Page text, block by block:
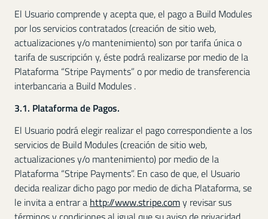
El Usuario comprende y acepta que, el pago a Build Modules
por los servicios contratados (creación de sitio web,
actualizaciones y/o mantenimiento) son por tarifa única o
tarifa de suscripción y, éste podrá realizarse por medio de la
Plataforma “Stripe Payments” o por medio de transferencia
interbancaria a Build Modules .
3.1. Plataforma de Pagos.
El Usuario podrá elegir realizar el pago correspondiente a los
servicios de Build Modules (creación de sitio web,
actualizaciones y/o mantenimiento) por medio de la
Plataforma “Stripe Payments”. En caso de que, el Usuario
decida realizar dicho pago por medio de dicha Plataforma, se
le invita a entrar a http://www.stripe.comy revisar sus